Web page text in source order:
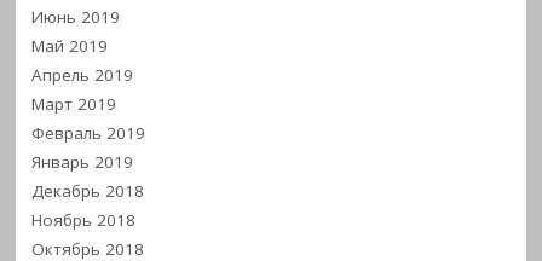
Июнь 2019
Май 2019
Апрель 2019
Март 2019
Февраль 2019
Январь 2019
Декабрь 2018
Ноябрь 2018
Октябрь 2018